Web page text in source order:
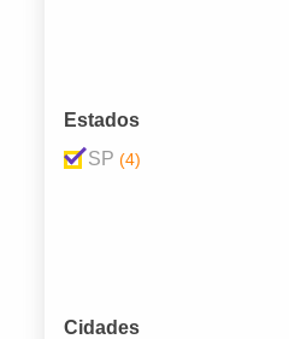
Estados
SP (4)
Cidades